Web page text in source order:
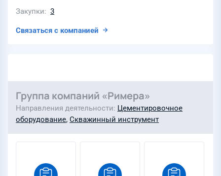
Закупки 3
Связаться с компанией
Группа компаний «Римера»
Направления деятельности Цементировочное
оборудование, Скважинный инструмент